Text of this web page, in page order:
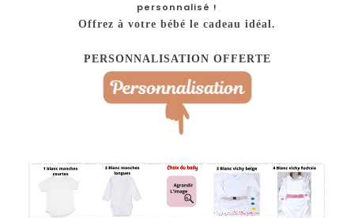
personnalisé !
Offrez à votre bébé le cadeau idéal.
PERSONNALISATION OFFERTE